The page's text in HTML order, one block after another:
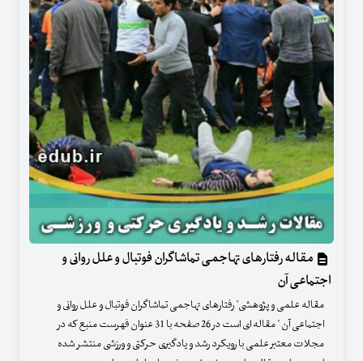
مقاله رفتارهای تهاجمی تماشاگران فوتبال و علل روانی و
اجتماعی آن
مقاله علمی و پژوهشی" رفتارهای تهاجمی تماشاگران فوتبال و علل روانی و
اجتماعی آن " مقاله ای است در 26 صفحه با 31 عنوان فهرست منبع که در
مجلات معتبر علمی با رویکرد رشد و یادگیری حرکتی و ورزشی منتشر شده